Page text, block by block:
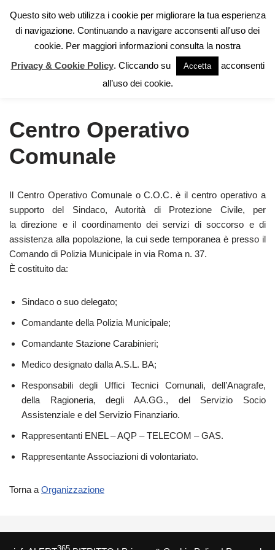
Vai
contenuto
Piano di emergenza Organizzazione»Centro
Centro Operativo
Comunale
Il Centro Operativo Comunale o C.O.C. è il centro operativo a
supporto del Sindaco, Autorità di Protezione Civile, per
la direzione e il coordinamento dei servizi di soccorso e di
assistenza alla popolazione, la cui sede temporanea è presso il
Comando di Polizia Municipale in via Roma n. 37.
È costituito da:
Sindaco o suo delegato;
Comandante della Polizia Municipale;
Comandante Stazione Carabinieri;
Medico designato dalla A.S.L. BA;
Responsabili degli Uffici Tecnici Comunali, dell’Anagrafe,
della Ragioneria, degli AA.GG., del Servizio Socio
Assistenziale e del Servizio Finanziario.
Rappresentanti ENEL – AQP – TELECOM – GAS.
Rappresentante Associazioni di volontariato.
Torna a Organizzazione
Questo sito web utilizza i cookie per migliorare la tua esperienza
di navigazione. Continuando a navigare acconsenti all'uso dei
cookie. Per maggiori informazioni consulta la nostra
Privacy & Cookie Policy. Cliccando su Accetta
acconsenti
all’uso dei cookie.